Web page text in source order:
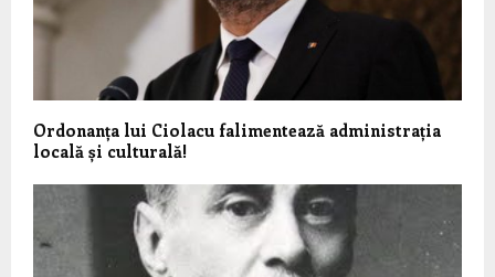
Ordonanța lui Ciolacu falimentează administrația
locală și culturală!